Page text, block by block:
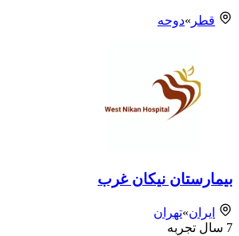
قطر »دوحه
بیمارستان نیکان غرب
ایران»تهران
7 سال تجربه